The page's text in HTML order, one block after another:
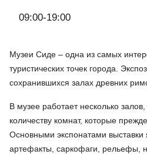
09:00-19:00
Музеи Сиде – одна из самых
туристических точек города.
сохранившихся залах древних
В музее работает несколько залов,
количеству комнат, которые
Основными экспонатами выставки
артефакты, саркофаги, рельефы,